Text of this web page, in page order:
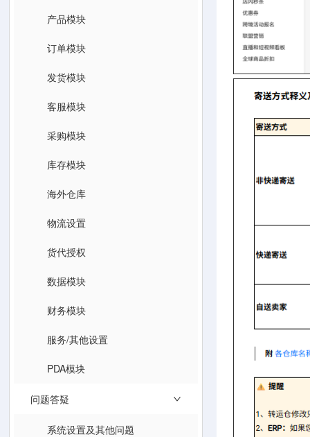
产品模块
订单模块
发货模块
客服模块
采购模块
库存模块
海外仓库
物流设置
货代授权
数据模块
财务模块
服务/其他设置
PDA模块
问题答疑
系统设置及其他问题